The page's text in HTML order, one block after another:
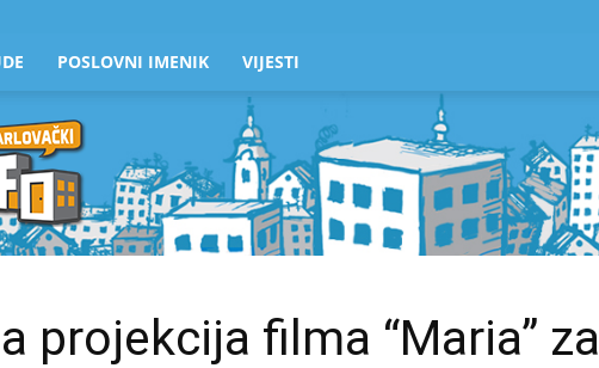
POSLOVNI IMENIK VIJESTI
projekcija filma “Maria” za